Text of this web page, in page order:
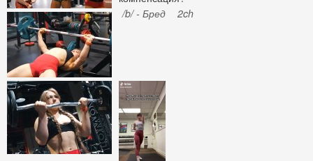
/b/ - Бред
2ch